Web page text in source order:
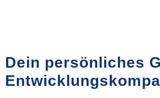
Dein persönliches